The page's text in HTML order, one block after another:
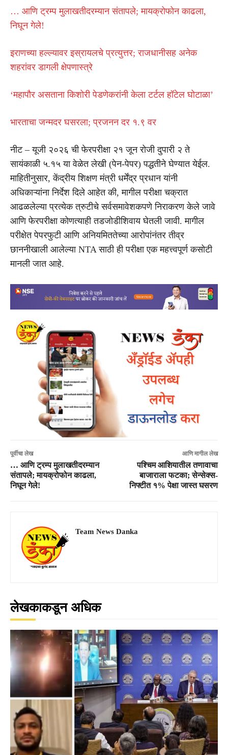
… आणि ट्रम्प मुलाखतीदरम्यान संतापले; मायक्रोफोन काढला,
निघून गेले!
इराणच्या हल्ल्यावर इस्रायलचे प्रत्युत्तर; राजधानीसह अनेक
शहरांवर डागली क्षेपणास्त्रे
‘महापौर असताना किशोरी पेडणेकरांनी केला टर्टल हॉटेल घोटाळा’
भारताचा जन्मदर घसरला; प्रजनन दर १.९ वर
नीट – यूजी २०२६ ची फेरपरीक्षा २१ जून रोजी दुपारी २ ते
सायंकाळी ५.१५ या वेळेत लेखी (पेन-पेपर) पद्धतीने घेण्यात येईल.
माहितीनुसार, केंद्रीय शिक्षण मंत्री धर्मेंद्र प्रधान यांनी
अधिकाऱ्यांना निर्देश दिले आहेत की, मागील परीक्षा चक्रात
आढळलेल्या प्रत्येक त्रुटीचे सर्वसमावेशकपणे निराकरण केले जावे
आणि फेरपरीक्षा कोणत्याही तडजोडीशिवाय घेतली जावी. मागील
परीक्षेत पेपरफुटी आणि अनियमिततेच्या आरोपांनंतर तीव्र
छाननीखाली आलेल्या NTA साठी ही परीक्षा एक महत्त्वपूर्ण कसोटी
मानली जात आहे.
पूर्वीचा लेख
… आणि ट्रम्प मुलाखतीदरम्यान
संतापले; मायक्रोफोन काढला,
निघून गेले!
आणि मागील लेख
पश्चिम आशियातील तणावाचा
बाजाराला फटका; सेन्सेक्स-
निफ्टीत १% पेक्षा जास्त घसरण
Team News Danka
लेखकाकडून अधिक